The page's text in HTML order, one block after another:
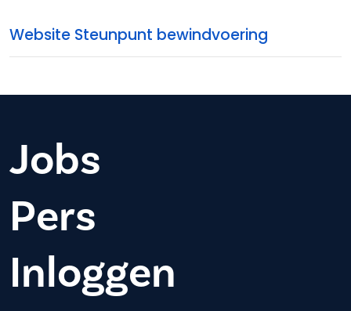
Website Steunpunt bewindvoering
Jobs
Pers
Inloggen